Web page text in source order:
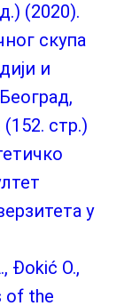
(2020).
скупа
и
стр.)
у
Đokić O.,
of the